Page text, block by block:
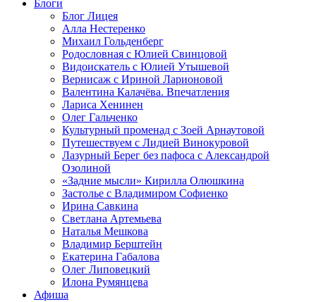
Блоги
Блог Лицея
Алла Нестеренко
Михаил Гольденберг
Родословная с Юлией Свинцовой
Видоискатель с Юлией Утышевой
Вернисаж с Ириной Ларионовой
Валентина Калачёва. Впечатления
Лариса Хенинен
Олег Гальченко
Культурный променад с Зоей Арнаутовой
Путешествуем с Лидией Винокуровой
Лазурный Берег без пафоса с Александрой
Озолиной
«Задние мысли» Кирилла Олюшкина
Застолье с Владимиром Софиенко
Ирина Савкина
Светлана Артемьева
Наталья Мешкова
Владимир Берштейн
Екатерина Габалова
Олег Липовецкий
Илона Румянцева
Афиша